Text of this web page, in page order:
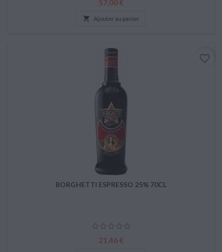
Prix
57,00 €
 Ajouter au panier
BORGHETTI ESPRESSO 25% 70CL
Prix
21,46 €
favorite_border